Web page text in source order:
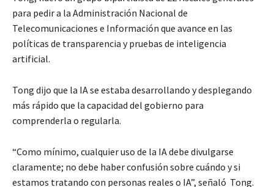
para pedir a la Administración Nacional de
Telecomunicaciones e Información que avance en las
políticas de transparencia y pruebas de inteligencia
artificial.
Tong dijo que la IA se estaba desarrollando y desplegando
más rápido que la capacidad del gobierno para
comprenderla o regularla.
“Como mínimo, cualquier uso de la IA debe divulgarse
claramente; no debe haber confusión sobre cuándo y si
estamos tratando con personas reales o IA”, señaló Tong.